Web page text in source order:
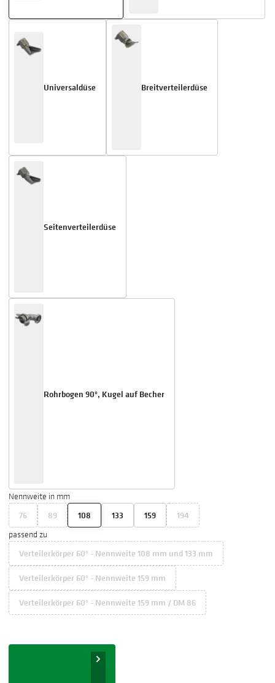
Universaldüse Breitverteilerdüse
Seitenverteilerdüse
Rohrbogen 90°, Kugel auf Becher
Nennweite in mm
76 89 108 133 159 194
passend zu
Verteilerkörper 60° - Nennweite 108 mm und 133 mm
Verteilerkörper 60° - Nennweite 159 mm
Verteilerkörper 60° - Nennweite 159 mm / DM 86